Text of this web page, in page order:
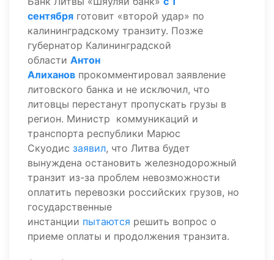
сентября готовит «второй удар» по
калининградскому транзиту. Позже
губернатор Калининградской
области Антон
Алиханов прокомментировал заявление
литовского банка и не исключил, что
литовцы перестанут пропускать грузы в
регион. Министр коммуникаций и
транспорта республики Марюс
Скуодис заявил, что Литва будет
вынуждена остановить железнодорожный
транзит из-за проблем невозможности
оплатить перевозки российских грузов, но
государственные
инстанции пытаются решить вопрос о
приеме оплаты и продолжения транзита.